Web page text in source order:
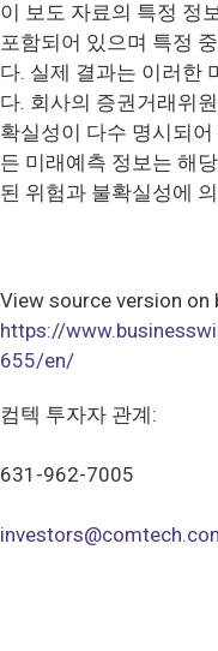
이 보도 자료의 특정 정
포함되어 있으며 특정
다. 실제 결과는 이러한
다. 회사의 증권거래위
확실성이 다수 명시되
든 미래예측 정보는 해
된 위험과 불확실성에
View source version on
https://
655/en/
컴텍 투자자 관계:
631-962-7005